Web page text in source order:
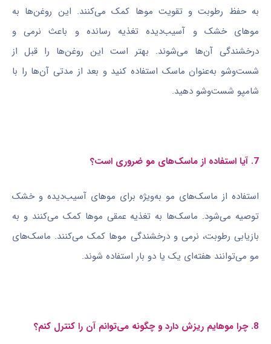
به حفظ رطوبت و تقویت موها کمک می‌کنند. این روغن‌ها به
موهای خشک و آسیب‌دیده تغذیه رسانده و باعث نرمی و
درخشندگی آن‌ها می‌شوند. بهتر است این روغن‌ها را قبل از
شست‌وشو به‌عنوان ماسک استفاده کنید و بعد از مدتی آن‌ها را با
شامپو شست‌وشو دهید.
7. آیا استفاده از ماسک‌های مو ضروری است؟
استفاده از ماسک‌های مو به‌ویژه برای موهای آسیب‌دیده و خشک
توصیه می‌شود. ماسک‌ها به تغذیه عمقی موها کمک می‌کنند و به
بازیابی رطوبت، نرمی و درخشندگی موها کمک می‌کنند. ماسک‌های
مو می‌توانند هفته‌ای یک یا دو بار استفاده شوند.
8. چرا موهایم ریزش دارد و چگونه می‌توانم آن را کنترل کنم؟